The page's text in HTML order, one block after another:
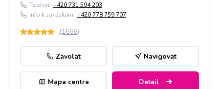
Telefon: +420 731 594 203
Info k zakázkám: +420 778 759 707
(1666)
Zavolat Navigovat
Mapa centra Detail